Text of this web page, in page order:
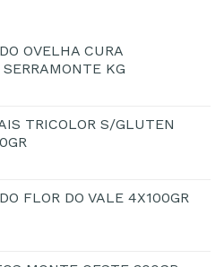
OVELHA CURA
KG
TRICOLOR S/GLUTEN
FLOR DO VALE 4X100GR